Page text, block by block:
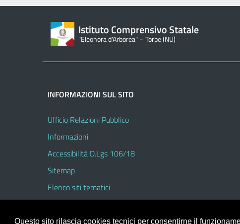
Istituto Comprensivo Statale
"Eleonora d'Arborea" – Torpe (NU)
INFORMAZIONI SUL SITO
Ufficio Relazioni Pubblico
Informazioni
Accessibilità D.Lgs 106/18
Sitemap
Elenco siti tematici
Questo sito rilascia cookies tecnici per consentirne il